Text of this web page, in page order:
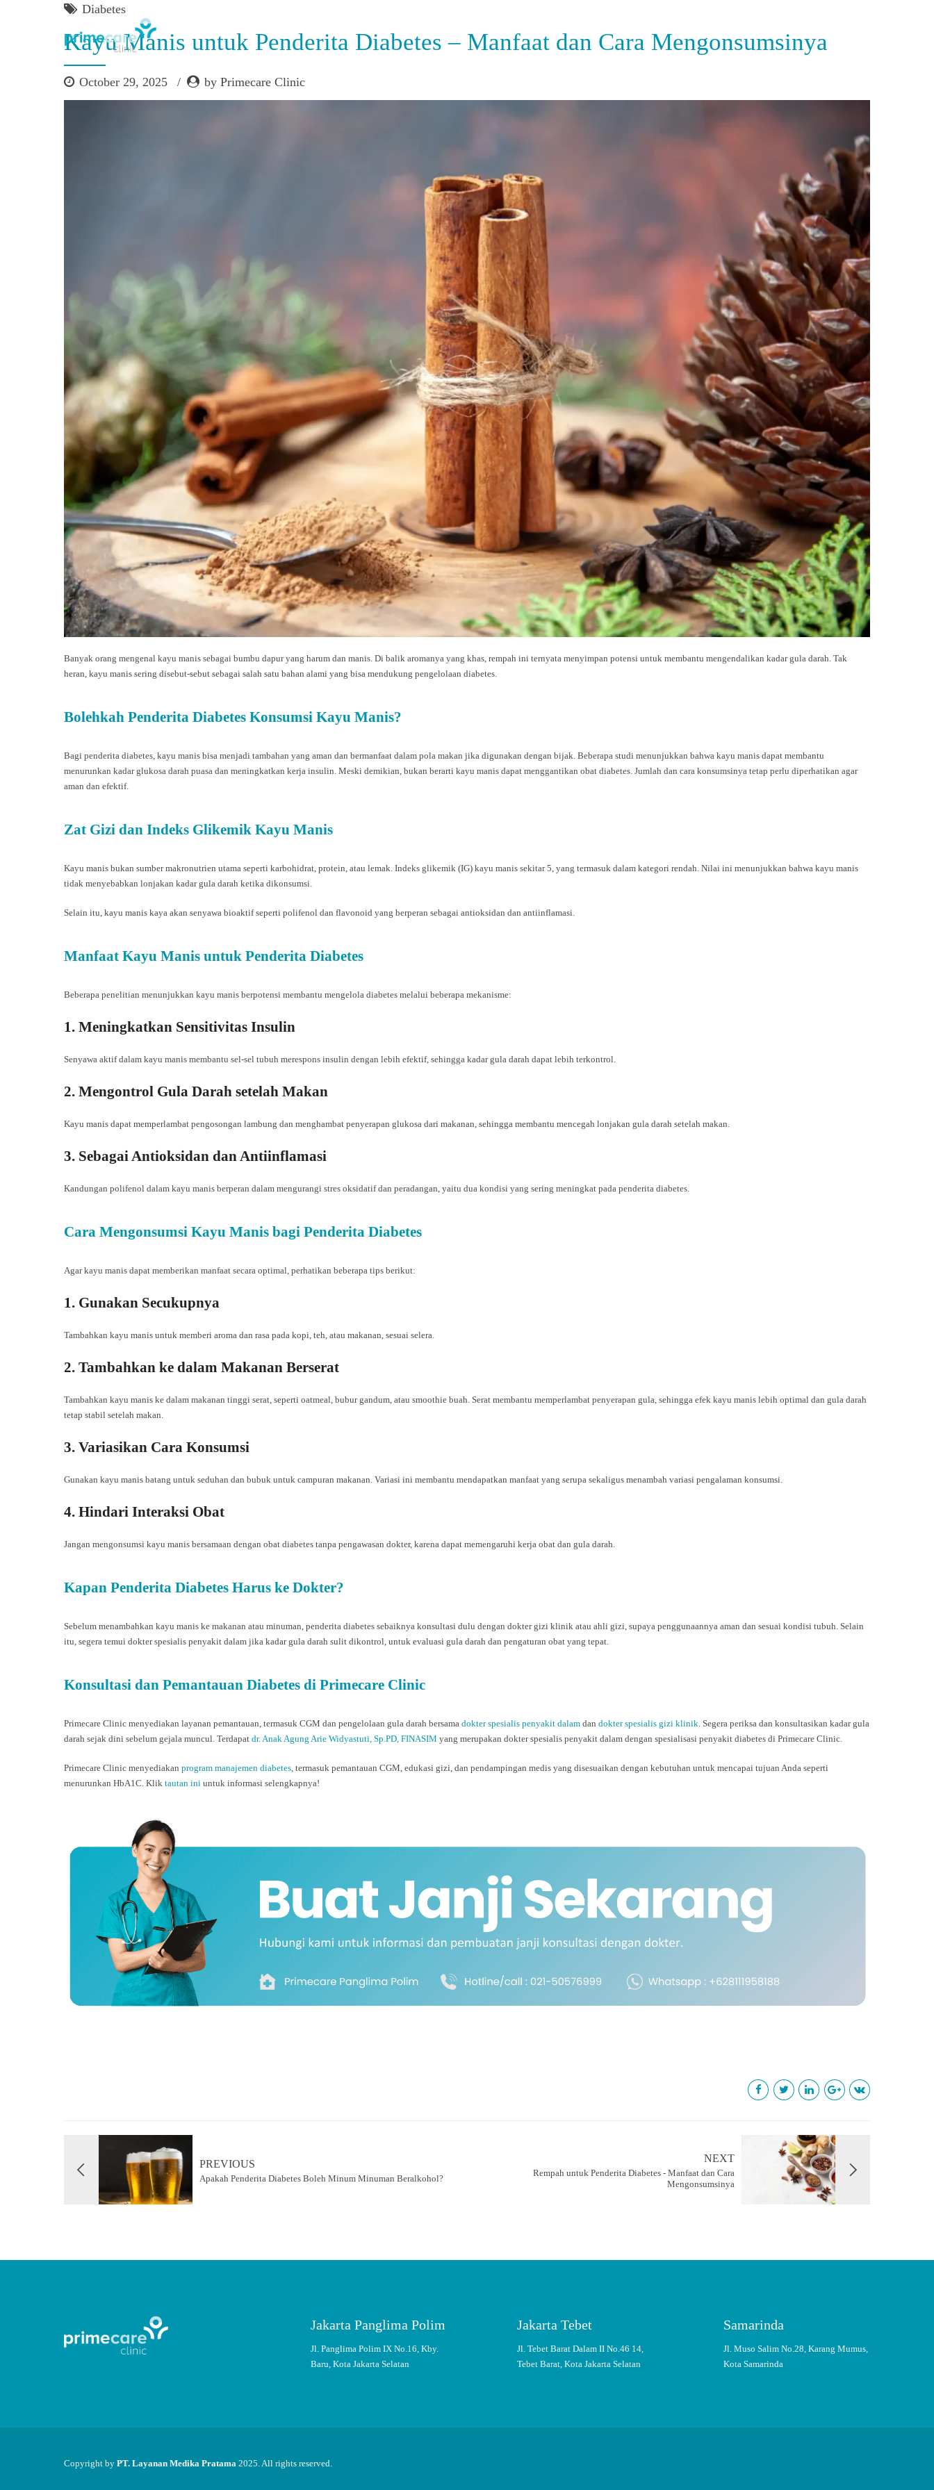
Diabetes
Kayu Manis untuk Penderita Diabetes – Manfaat dan Cara Mengonsumsinya
October 29, 2025 by Primecare Clinic
Banyak orang mengenal kayu manis sebagai bumbu dapur yang harum dan manis. Di balik aromanya yang khas, rempah ini ternyata menyimpan potensi untuk membantu mengendalikan kadar gula darah. Tak
heran, kayu manis sering disebut-sebut sebagai salah satu bahan alami yang bisa mendukung pengelolaan diabetes.
Bolehkah Penderita Diabetes Konsumsi Kayu Manis?
Bagi penderita diabetes, kayu manis bisa menjadi tambahan yang aman dan bermanfaat dalam pola makan jika digunakan dengan bijak. Beberapa studi menunjukkan bahwa kayu manis dapat membantu
menurunkan kadar glukosa darah puasa dan meningkatkan kerja insulin. Meski demikian, bukan berarti kayu manis dapat menggantikan obat diabetes. Jumlah dan cara konsumsinya tetap perlu diperhatikan agar
aman dan efektif.
Zat Gizi dan Indeks Glikemik Kayu Manis
Kayu manis bukan sumber makronutrien utama seperti karbohidrat, protein, atau lemak. Indeks glikemik (IG) kayu manis sekitar 5, yang termasuk dalam kategori rendah. Nilai ini menunjukkan bahwa kayu manis
tidak menyebabkan lonjakan kadar gula darah ketika dikonsumsi.
Selain itu, kayu manis kaya akan senyawa bioaktif seperti polifenol dan flavonoid yang berperan sebagai antioksidan dan antiinflamasi.
Manfaat Kayu Manis untuk Penderita Diabetes
Beberapa penelitian menunjukkan kayu manis berpotensi membantu mengelola diabetes melalui beberapa mekanisme:
1. Meningkatkan Sensitivitas Insulin
Senyawa aktif dalam kayu manis membantu sel-sel tubuh merespons insulin dengan lebih efektif, sehingga kadar gula darah dapat lebih terkontrol.
2. Mengontrol Gula Darah setelah Makan
Kayu manis dapat memperlambat pengosongan lambung dan menghambat penyerapan glukosa dari makanan, sehingga membantu mencegah lonjakan gula darah setelah makan.
3. Sebagai Antioksidan dan Antiinflamasi
Kandungan polifenol dalam kayu manis berperan dalam mengurangi stres oksidatif dan peradangan, yaitu dua kondisi yang sering meningkat pada penderita diabetes.
Cara Mengonsumsi Kayu Manis bagi Penderita Diabetes
Agar kayu manis dapat memberikan manfaat secara optimal, perhatikan beberapa tips berikut:
1. Gunakan Secukupnya
Tambahkan kayu manis untuk memberi aroma dan rasa pada kopi, teh, atau makanan, sesuai selera.
2. Tambahkan ke dalam Makanan Berserat
Tambahkan kayu manis ke dalam makanan tinggi serat, seperti oatmeal, bubur gandum, atau smoothie buah. Serat membantu memperlambat penyerapan gula, sehingga efek kayu manis lebih optimal dan gula darah
tetap stabil setelah makan.
3. Variasikan Cara Konsumsi
Gunakan kayu manis batang untuk seduhan dan bubuk untuk campuran makanan. Variasi ini membantu mendapatkan manfaat yang serupa sekaligus menambah variasi pengalaman konsumsi.
4. Hindari Interaksi Obat
Jangan mengonsumsi kayu manis bersamaan dengan obat diabetes tanpa pengawasan dokter, karena dapat memengaruhi kerja obat dan gula darah.
Kapan Penderita Diabetes Harus ke Dokter?
Sebelum menambahkan kayu manis ke makanan atau minuman, penderita diabetes sebaiknya konsultasi dulu dengan dokter gizi klinik atau ahli gizi, supaya penggunaannya aman dan sesuai kondisi tubuh. Selain
itu, segera temui dokter spesialis penyakit dalam jika kadar gula darah sulit dikontrol, untuk evaluasi gula darah dan pengaturan obat yang tepat.
Konsultasi dan Pemantauan Diabetes di Primecare Clinic
Primecare Clinic menyediakan layanan pemantauan, termasuk CGM dan pengelolaan gula darah bersama dokter spesialis penyakit dalam dan dokter spesialis gizi klinik. Segera periksa dan konsultasikan kadar gula
darah sejak dini sebelum gejala muncul. Terdapat dr. Anak Agung Arie Widyastuti, Sp.PD, FINASIM yang merupakan dokter spesialis penyakit dalam dengan spesialisasi penyakit diabetes di Primecare Clinic.
Primecare Clinic menyediakan program manajemen diabetes, termasuk pemantauan CGM, edukasi gizi, dan pendampingan medis yang disesuaikan dengan kebutuhan untuk mencapai tujuan Anda seperti
menurunkan HbA1C. Klik tautan ini untuk informasi selengkapnya!
PREVIOUS
Apakah Penderita Diabetes Boleh Minum Minuman Beralkohol?
NEXT
Rempah untuk Penderita Diabetes - Manfaat dan Cara
Mengonsumsinya
Jakarta Panglima Polim
Jl. Panglima Polim IX No.16, Kby.
Baru, Kota Jakarta Selatan
Jakarta Tebet
Jl. Tebet Barat Dalam II No.46 14,
Tebet Barat, Kota Jakarta Selatan
Samarinda
Jl. Muso Salim No.28, Karang Mumus,
Kota Samarinda
Copyright by PT. Layanan Medika Pratama 2025. All rights reserved.